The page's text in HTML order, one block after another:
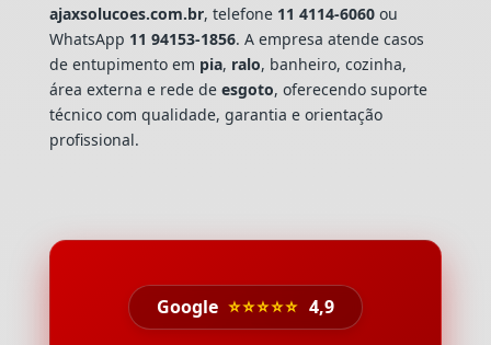
ajaxsolucoes.com.br, telefone 11 4114-6060ou
WhatsApp 11 94153-1856. A empresa atende casos
de entupimento em pia, ralo, banheiro, cozinha,
área externa e rede de esgoto, oferecendo suporte
técnico com qualidade, garantia e orientação
profissional.
Google ⭐⭐⭐⭐⭐ 4,9